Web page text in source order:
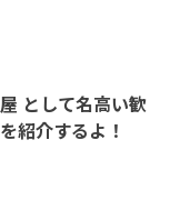
として名高い歓
紹介するよ！